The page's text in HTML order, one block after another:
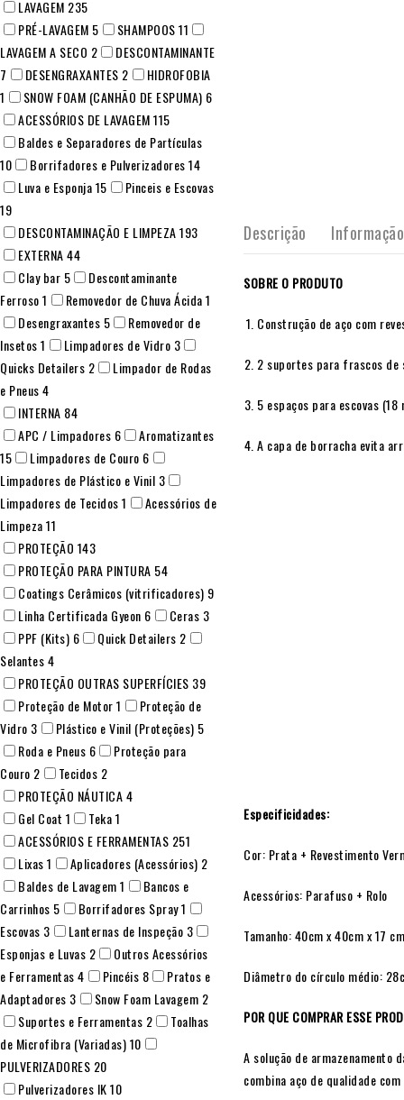
Descrição
SOBRE O PRODUTO
Construção de aço com
2 suportes para frascos de
5 espaços para escovas (18
A capa de borracha evita
Especificidades:
Cor: Prata + Revestimento
Acessórios: Parafuso + Rolo
Tamanho: 40cm x 40cm x 17 cm
Diâmetro do círculo médio:
POR QUE COMPRAR ESSE
A solução de armazenamento
combina aço de qualidade
LAVAGEM 235
PRÉ-LAVAGEM 5 SHAMPOOS11
LAVAGEM A SECO 2
DESCONTAMINANTE
7
DESENGRAXANTES 2
HIDROFOBIA
1
SNOW FOAM (CANHÃO DE ESPUMA) 6
ACESSÓRIOS DE LAVAGEM115
Baldes e Separadores de Partículas
10
Borrifadores e Pulverizadores14
Luva e Esponja15
Pinceis e Escovas
19
DESCONTAMINAÇÃO E LIMPEZA193
EXTERNA44
Clay bar 5
Descontaminante
Ferroso1 Removedor de Chuva Ácida1
Desengraxantes 5
Removedor de
Insetos1 Limpadores de Vidro 3
Quicks Detailers 2
Limpador de Rodas
e Pneus4
INTERNA 84
APC / Limpadores 6
Aromatizantes
15
Limpadores de Couro 6
Limpadores de Plástico e Vinil 3
Limpadores de Tecidos1
Acessórios de
Limpeza11
PROTEÇÃO 143
PROTEÇÃO PARA PINTURA 54
Coatings Cerâmicos (vitrificadores) 9
Linha Certificada Gyeon 6 Ceras 3
PPF (Kits) 6 Quick Detailers 2
Selantes4
PROTEÇÃO OUTRAS SUPERFÍCIES 39
Proteção de Motor1
Proteção de
Vidro 3 Plástico e Vinil (Proteções) 5
Roda e Pneus 6
Proteção para
Couro 2 Tecidos 2
PROTEÇÃO NÁUTICA4
Gel Coat 1 Teka1
ACESSÓRIOS E FERRAMENTAS 251
Lixas1 Aplicadores (Acessórios) 2
Baldes de Lavagem1
Bancos e
Carrinhos 5 Borrifadores Spray1
Escovas 3 Lanternas de Inspeção 3
Esponjas e Luvas 2
Outros Acessórios
e Ferramentas4 Pincéis 8
Pratos e
Adaptadores 3 Snow Foam Lavagem 2
Suportes e Ferramentas 2
Toalhas
de Microfibra (Variadas)10
PULVERIZADORES 20
Pulverizadores IK10